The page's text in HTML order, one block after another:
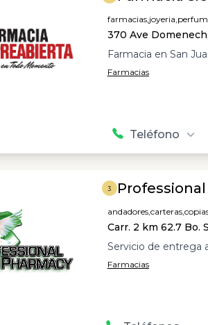
farmacias,joyeria,
370 Ave
Farmacia en San
Farmacias
Teléfono
3
andadores,carteras,
Carr. 2 km 62.7 Bo.
Servicio de entrega
Farmacias